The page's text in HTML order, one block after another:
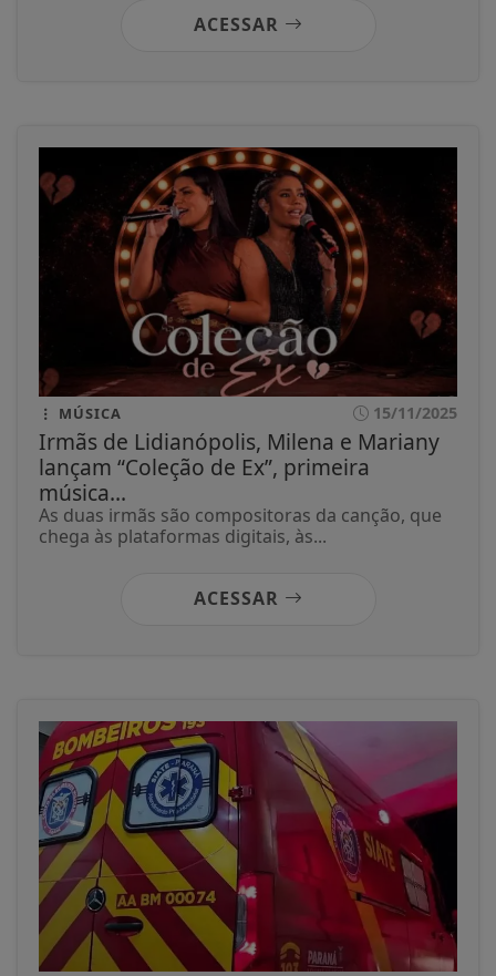
ACESSAR
MÚSICA 15/11/2025
Irmãs de Lidianópolis, Milena e Mariany
lançam “Coleção de Ex”, primeira
música...
As duas irmãs são compositoras da canção, que
chega às plataformas digitais, às...
ACESSAR